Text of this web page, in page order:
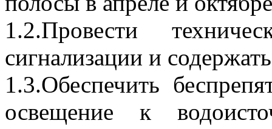
1.2.Провести
сигнализации и
1.3.Обеспечить
освещение к